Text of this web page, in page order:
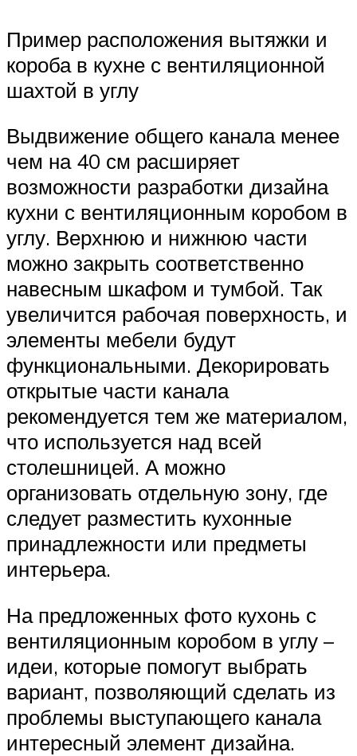
Пример расположения вытяжки и
короба в кухне с вентиляционной
шахтой в углу
Выдвижение общего канала менее
чем на 40 см расширяет
возможности разработки дизайна
кухни с вентиляционным коробом в
углу. Верхнюю и нижнюю части
можно закрыть соответственно
навесным шкафом и тумбой. Так
увеличится рабочая поверхность, и
элементы мебели будут
функциональными. Декорировать
открытые части канала
рекомендуется тем же материалом,
что используется над всей
столешницей. А можно
организовать отдельную зону, где
следует разместить кухонные
принадлежности или предметы
интерьера.
На предложенных фото кухонь с
вентиляционным коробом в углу –
идеи, которые помогут выбрать
вариант, позволяющий сделать из
проблемы выступающего канала
интересный элемент дизайна.